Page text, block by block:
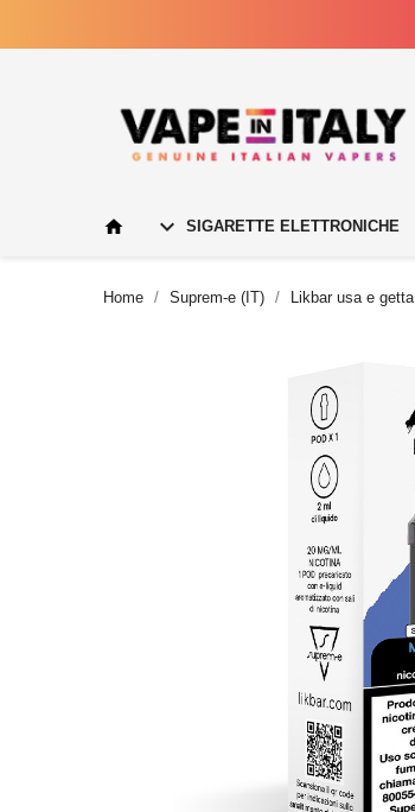
  SIGARETTE ELETTRONICHE
Home Suprem-e (IT) Likbar usa e getta